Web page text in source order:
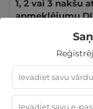
1, 2 vai 3 nakšu
apmeklējumu
135€